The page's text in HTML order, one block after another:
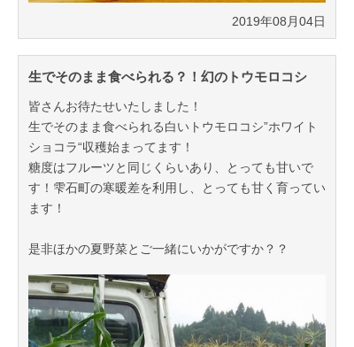
2019年08月04日
生でそのまま食べられる？！幻のトウモロコシ
皆さんお待たせいたしました！
生でそのまま食べられる白いトウモロコシ”ホワイト
ショコラ“収穫始まってます！
糖度はフルーツと同じくらいあり、とっても甘いで
す！雫石町の寒暖差を利用し、とっても甘く育ってい
ます！
是非ほかの夏野菜とご一緒にいかがですか？？